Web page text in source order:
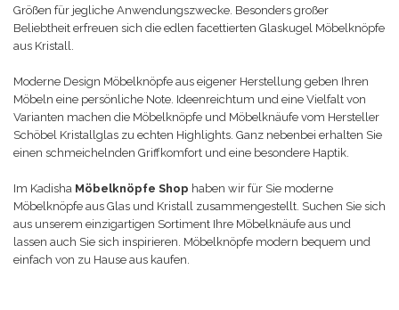
Größen für jegliche Anwendungszwecke. Besonders großer
Beliebtheit erfreuen sich die edlen facettierten Glaskugel Möbelknöpfe
aus Kristall.
Moderne Design Möbelknöpfe aus eigener Herstellung geben Ihren
Möbeln eine persönliche Note. Ideenreichtum und eine Vielfalt von
Varianten machen die Möbelknöpfe und Möbelknäufe vom Hersteller
Schöbel Kristallglas zu echten Highlights. Ganz nebenbei erhalten Sie
einen schmeichelnden Griffkomfort und eine besondere Haptik.
Im Kadisha Möbelknöpfe Shop haben wir für Sie moderne
Möbelknöpfe aus Glas und Kristall zusammengestellt. Suchen Sie sich
aus unserem einzigartigen Sortiment Ihre Möbelknäufe aus und
lassen auch Sie sich inspirieren. Möbelknöpfe modern bequem und
einfach von zu Hause aus kaufen.